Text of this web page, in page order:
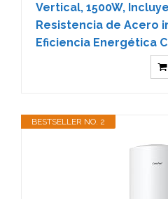
Vertical, 1500W,
Resistencia de Acero
Eficiencia Energética
BESTSELLER NO. 2